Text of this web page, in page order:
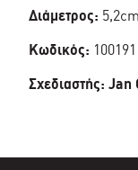
Διάμετρος:
Κωδικός: 100191
Σχεδιαστής: